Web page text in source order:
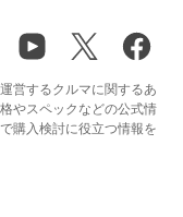
営するクルマに関するあ
やスペックなどの公式情
購入検討に役立つ情報を